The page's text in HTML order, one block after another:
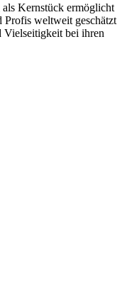
Kernstück ermöglicht
Profis weltweit geschätzt
Vielseitigkeit bei ihren